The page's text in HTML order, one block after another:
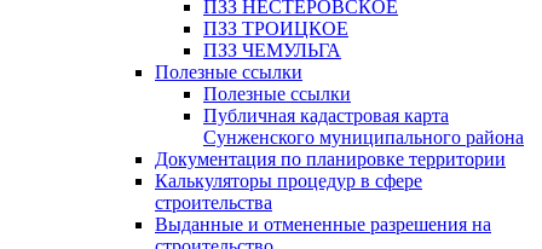
ПЗЗ НЕСТЕРОВСКОЕ
ПЗЗ ТРОИЦКОЕ
ПЗЗ ЧЕМУЛЬГА
Полезные ссылки
Полезные ссылки
Публичная кадастровая карта
Сунженского муниципального района
Документация по планировке территории
Калькуляторы процедур в сфере
строительства
Выданные и отмененные разрешения на